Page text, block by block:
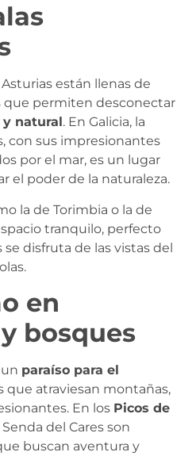
están llenas de
que permiten desconectar
natural . En Galicia, la
con sus impresionantes
por el mar, es un lugar
el poder de la naturaleza.
la de Torimbia o la de
tranquilo, perfecto
se disfruta de las vistas del
en
bosques
paraíso para el
que atraviesan montañas,
En los Picos de
del Cares son
buscan aventura y